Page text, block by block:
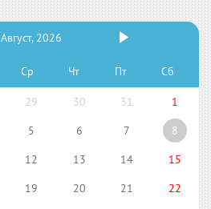
Август, 2026
Ср Чт Пт Сб
29 30 31
1
5 6 7
8
12 13 14
15
19 20 21
22